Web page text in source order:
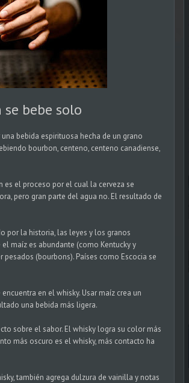
bebe solo
bebida espirituosa hecha de un grano
bourbon, centeno, centeno canadiense,
es el proceso por el cual la cerveza se
pero gran parte del agua no. El resultado de
por la historia, las leyes y los granos
maíz es abundante (como Kentucky y
pesados ​​(bourbons). Países como Escocia se
en el whisky. Usar maíz crea un
una bebida más ligera.
sobre el sabor. El whisky logra su color más
más oscuro es el whisky, más contacto ha
también agrega dulzura de vainilla y notas